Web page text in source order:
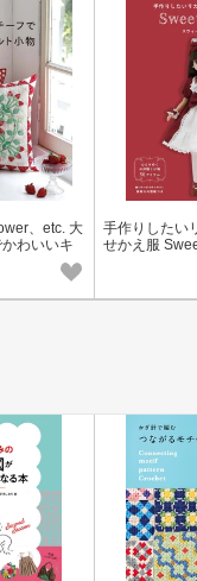
、etc. 大
わいいキ
手作りしたい
せかえ服